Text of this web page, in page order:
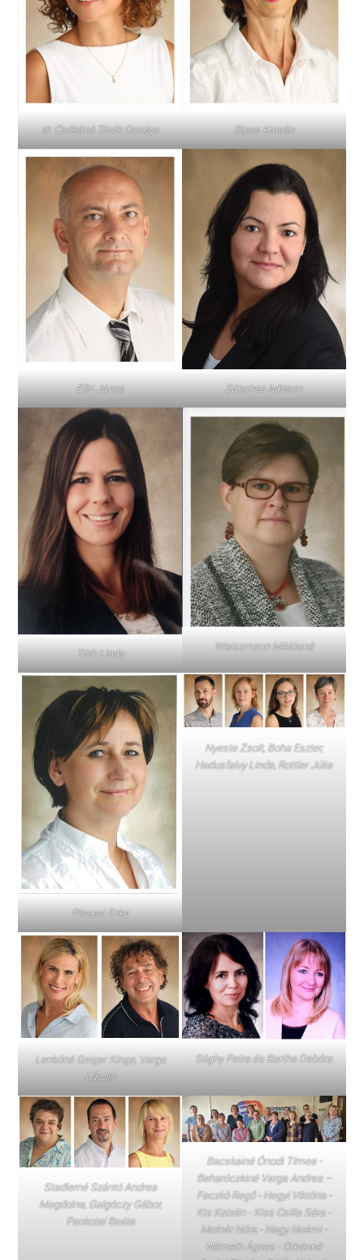
dr. Csókáné Török Orsolya Sipos Katalin
Eőri János Sánchez Adrienn
Tóth Linda
Weiszmann Miklósné
Pleszel Erika
Nyeste Zsolt, Boha Eszter,
Hadusfalvy Linda, Rottler Júlia
Lenkóné Geiger Kinga, Varga
László
Sághy Petra és Bartha Debóra
Stadlerné Szántó Andrea
Magdolna, Galgóczy Gábor,
Pankotai Beáta
Bacskainé Ónodi Tímea -
Beharóczkiné Varga Andrea –
Feczkó Regő - Hegyi Viktória -
Kis Katalin - Kiss Csilla Sára -
Molnár Nóra - Nagy Noémi -
Németh Ágnes - Orbánné